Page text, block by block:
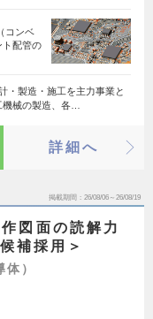
コンベ
ト配管の
・製造・施工を主力事業と
械の製造、各…
詳細へ
掲載期間 26/08/06～26/08/19
図面の読解力
補採用＞
）